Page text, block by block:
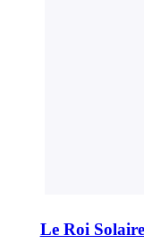
Le Roi Solaire